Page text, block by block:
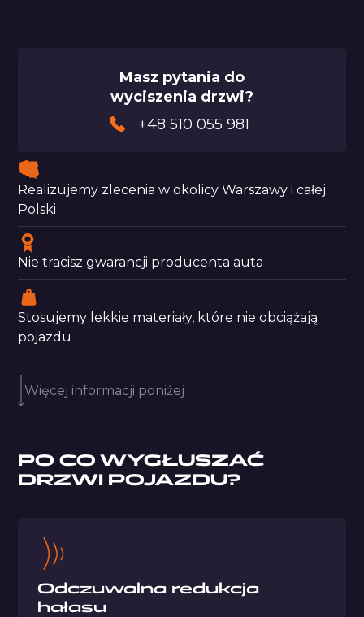
Masz pytania do
wyciszenia drzwi?
+48 510 055 981
Realizujemy zlecenia w okolicy Warszawy i całej
Polski
Nie tracisz gwarancji producenta auta
Stosujemy lekkie materiały, które nie obciążają
pojazdu
Więcej informacji poniżej
PO CO WYGŁUSZAĆ
DRZWI POJAZDU?
Odczuwalna redukcja
hałasu